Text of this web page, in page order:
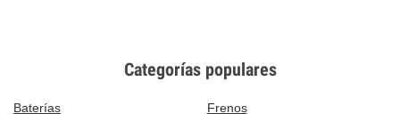
Categorías populares
Baterías
Frenos